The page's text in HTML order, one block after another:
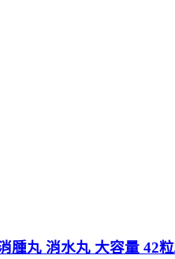
丸 消水丸 大容量 42